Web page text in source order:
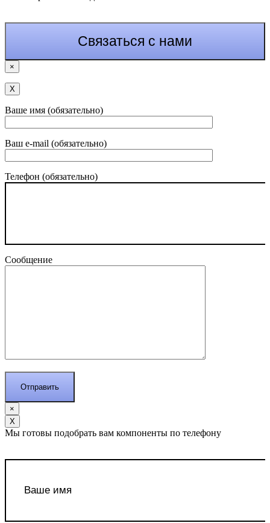
×
Х
Ваше имя (обязательно)
Ваш e-mail (обязательно)
Телефон (обязательно)
Сообщение
×
Х
Мы готовы подобрать вам компоненты по телефону